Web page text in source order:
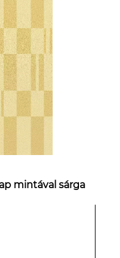
mintával sárga